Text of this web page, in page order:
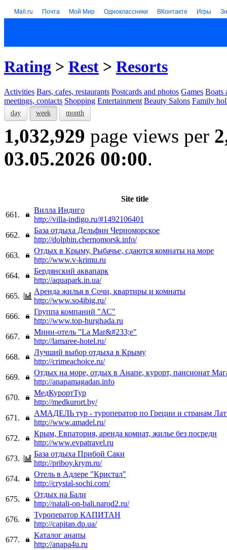
Mail.ru Почта Мой Мир Одноклассники ВКонтакте Игры
Rating > Rest > Resorts
Activities Bars, cafes, restaurants Postcards and photos Games Boats
meetings, contacts Shopping Entertainment Beauty Salons Family
day week month
1,032,929 page views per
03.05.2026 00:00.
Site title
661.
Вилла Индиго
http://villa-indigo.ru/#1492106401
662.
База отдыха Дельфин Черноморское
http://dolphin.chernomorsk.info/
663.
Отдых в Крыму, Рыбачье, сдаются комнаты на море
http://www.v-krimu.ru
664.
Бердянский аквапарк
http://aquapark.in.ua/
665.
Аренда жилья в Сочи, квартиры и комнаты
http://www.so4ibig.ru/
666.
Группа компаний "АС"
http://www.top-hurghada.ru
667.
Мини-отель "La Mar&#233;e"
http://lamaree-hotel.ru/
668.
Лучший выбор отдыха в Крыму
http://crimeachoice.ru/
669.
Отдых на море, отдых в Анапе, курорт, пансионат
http://anapamagadan.info
670.
МедКурортТур
http://medkurort.by/
671.
АМАДЕЛЬ тур - туроператор по Греции и странам
http://www.amadel.ru/
672.
Крым, Евпатория, аренда комнат, жилье без посредн
http://www.evpatravel.ru
673.
База отдыха Прибой Саки
http://priboy.krym.ru/
674.
Отель в Адлере "Кристал"
http://crystal-sochi.com/
675.
Отдых на Бали
http://natali-on-bali.narod2.ru/
676.
Туроператор КАПИТАН
http://capitan.dp.ua/
677.
Каталог анапы
http://anapa4u.ru